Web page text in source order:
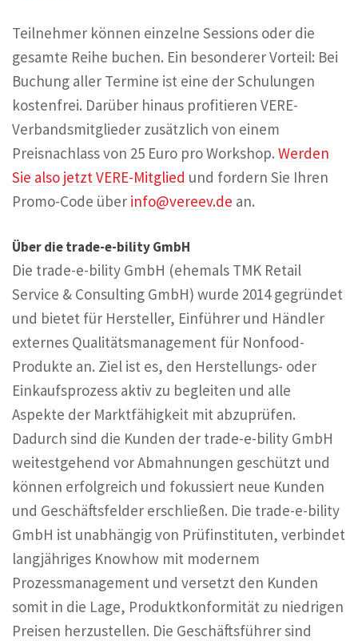
Teilnehmer können einzelne Sessions oder die
gesamte Reihe buchen. Ein besonderer Vorteil: Bei
Buchung aller Termine ist eine der Schulungen
kostenfrei. Darüber hinaus profitieren VERE-
Verbandsmitglieder zusätzlich von einem
Preisnachlass von 25 Euro pro Workshop. Werden
Sie also jetzt VERE-Mitglied und fordern Sie Ihren
Promo-Code über info@vereev.de an.
Über die trade-e-bility GmbH
Die trade-e-bility GmbH (ehemals TMK Retail
Service & Consulting GmbH) wurde 2014 gegründet
und bietet für Hersteller, Einführer und Händler
externes Qualitätsmanagement für Nonfood-
Produkte an. Ziel ist es, den Herstellungs- oder
Einkaufsprozess aktiv zu begleiten und alle
Aspekte der Marktfähigkeit mit abzuprüfen.
Dadurch sind die Kunden der trade-e-bility GmbH
weitestgehend vor Abmahnungen geschützt und
können erfolgreich und fokussiert neue Kunden
und Geschäftsfelder erschließen. Die trade-e-bility
GmbH ist unabhängig von Prüfinstituten, verbindet
langjähriges Knowhow mit modernem
Prozessmanagement und versetzt den Kunden
somit in die Lage, Produktkonformität zu niedrigen
Preisen herzustellen. Die Geschäftsführer sind